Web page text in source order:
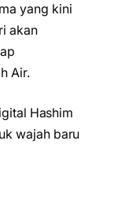
yang kini
akan
Air.
Hashim
wajah baru